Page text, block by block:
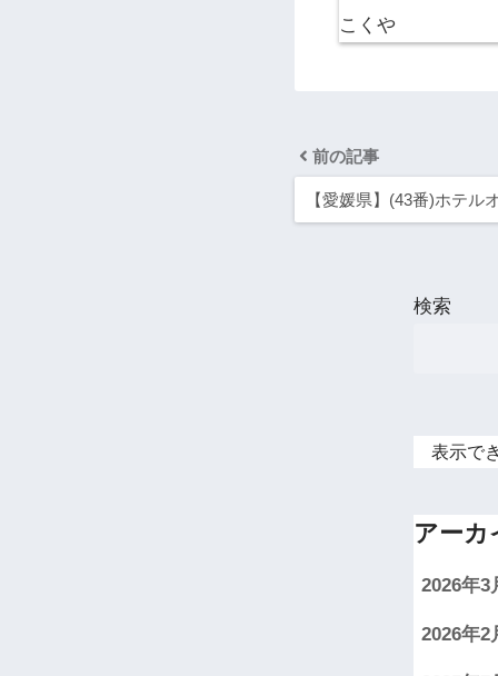
前の記事
【愛媛県】(43番)ホテル
検索
表示で
アーカ
2026年3
2026年2